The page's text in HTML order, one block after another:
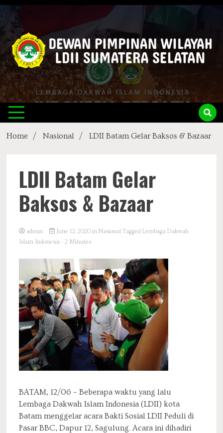
Skip
content
LDII
Sumsel
Official Website
Home Nasional LDII Batam Gelar Baksos & Bazaar
LDII Batam Gelar
Baksos & Bazaar
admin June 12, 2020 in Nasional Tagged Lembaga Dakwah
Islam Indonesia - 2 Minutes
BATAM, 12/06 – Beberapa waktu yang lalu
Lembaga Dakwah Islam Indonesia (LDII) kota
Batam menggelar acara Bakti Sosial LDII Peduli di
Pasar BBC, Dapur 12, Sagulung. Acara ini dihadiri